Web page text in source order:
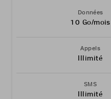
Données
10 Go/mois
Appels
Illimité
SMS
Illimité